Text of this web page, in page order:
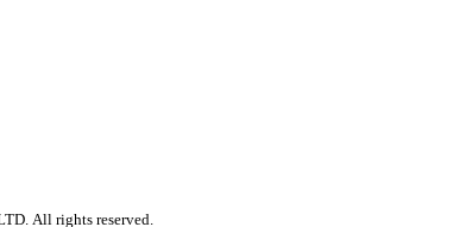
All rights reserved.